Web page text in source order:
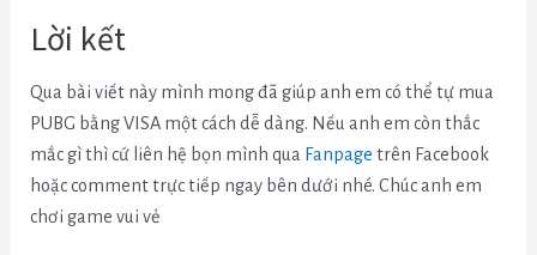
Lời kết
Qua bài viết này mình mong đã giúp anh em có thể tự mua
PUBG bằng VISA một cách dễ dàng. Nếu anh em còn thắc
mắc gì thì cứ liên hệ bọn mình qua Fanpage trên Facebook
hoặc comment trực tiếp ngay bên dưới nhé. Chúc anh em
chơi game vui vẻ